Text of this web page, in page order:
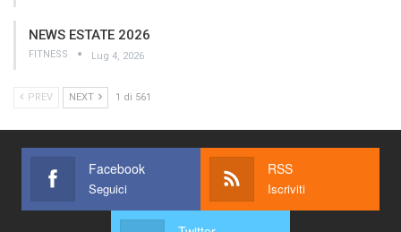
NEWS ESTATE 2026
FITNESS Lug 4, 2026
PREV NEXT 1 di 561
Facebook
Seguici
RSS
Iscriviti